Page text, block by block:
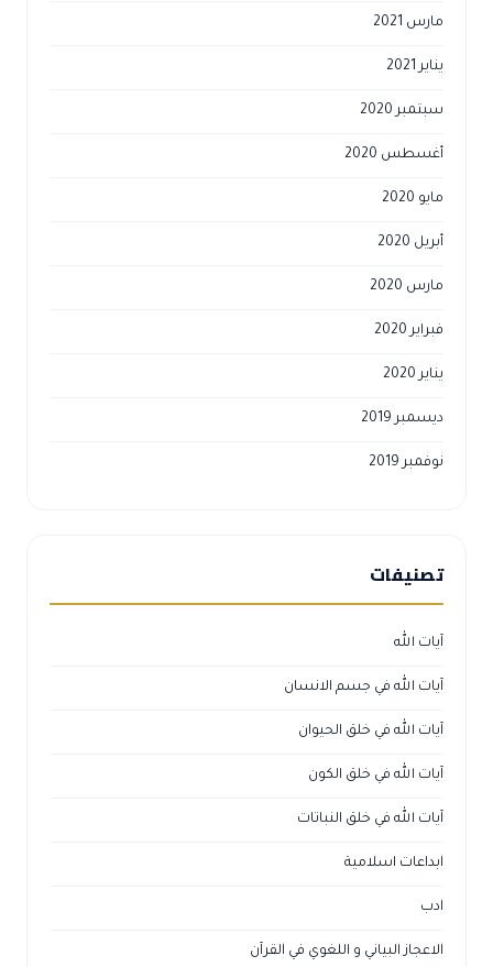
مارس 2021
يناير 2021
سبتمبر 2020
أغسطس 2020
مايو 2020
أبريل 2020
مارس 2020
فبراير 2020
يناير 2020
ديسمبر 2019
نوفمبر 2019
تصنيفات
آيات الله
آيات الله في جسم الانسان
آيات الله في خلق الحيوان
آيات الله في خلق الكون
آيات الله في خلق النباتات
ابداعات اسلامية
ادب
الاعجاز البياني و اللغوي في القرآن